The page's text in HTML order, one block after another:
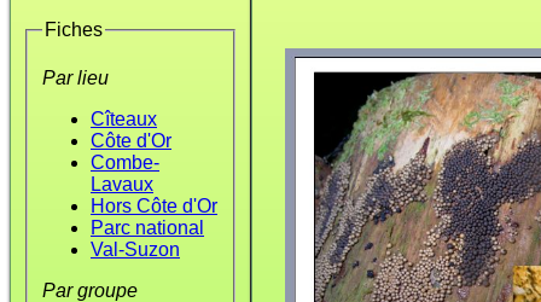
Fiches
Par lieu
Cîteaux
Côte d'Or
Combe-
Lavaux
Hors Côte d'Or
Parc national
Val-Suzon
Par groupe